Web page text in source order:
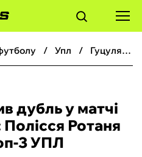
упл Гуцуляк оформив дубль у матчі проти Кудрівки: Полісся Ротаня закріпилося у топ-3 УПЛ
дубль у матчі
Ротаня
3 УПЛ